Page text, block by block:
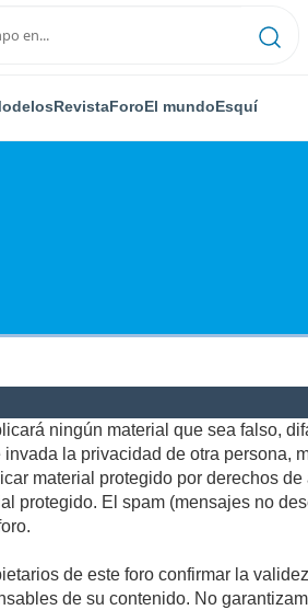
RevistaForoEl mundoEsquí
ningún material que sea falso,
la privacidad de otra
material protegido por derechos
protegido. El spam (mensajes no
de este foro confirmar la
de su contenido. No